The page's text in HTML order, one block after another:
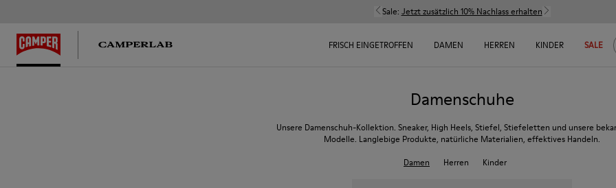
Sale: Jetzt zusätzlich 10% Nachlass erhalten
FRISCH EINGETROFFEN DAMEN HERREN KINDER SALE
Damenschuhe
Unsere Damenschuh-Kollektion. Sneaker, High Heels, Stiefel, Stiefeletten und unsere
Modelle. Langlebige Produkte, natürliche Materialien, effektives Handeln.
Damen
Herren Kinder